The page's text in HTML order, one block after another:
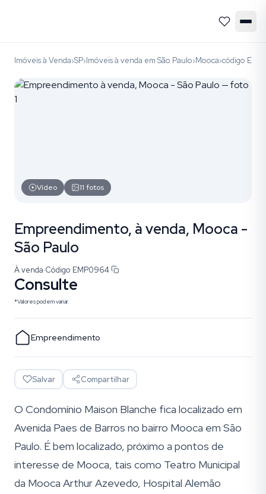
Imóveis à Venda›SP›Imóveis à venda em São Paulo›Mooca›código
Vídeo 11 fotos
Empreendimento, à venda, Mooca -
São Paulo
À venda·Código EMP0964
Consulte
*Valores podem variar.
Empreendimento
Salvar Compartilhar
O Condomínio Maison Blanche fica localizado em
Avenida Paes de Barros no bairro Mooca em São
Paulo. É bem localizado, próximo a pontos de
interesse de Mooca, tais como Teatro Municipal
da Mooca Arthur Azevedo, Hospital Alemão